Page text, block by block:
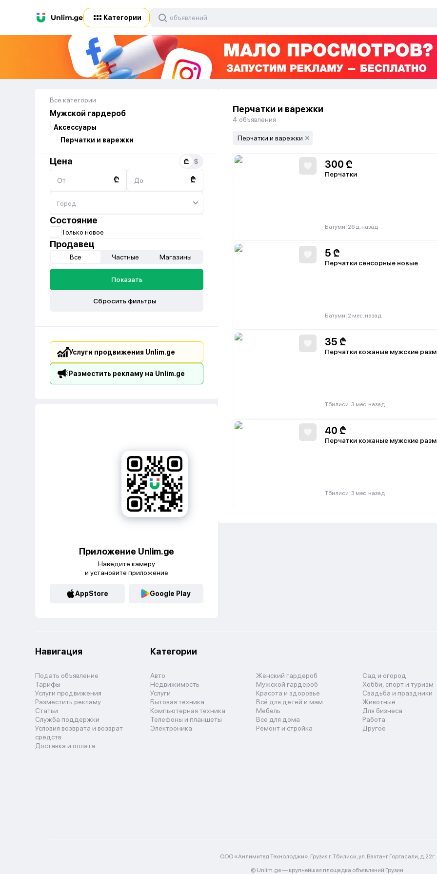
Категории
Все категории
Мужской гардероб
Аксессуары
Перчатки и варежки
Цена
От ₾ До ₾
Состояние
Только новое
Продавец
Все Частные Магазины
Показать
Сбросить фильтры
Услуги продвижения Unlim.ge
Разместить рекламу на Unlim.ge
Приложение Unlim.ge
Наведите камеру
и установите приложение
AppStore Google Play
Перчатки и варежки
4 объявления
Перчатки и варежки
300 ₾
Перчатки
Батуми 26 д. назад
5 ₾
Перчатки сенсорные новые
Батуми 2 мес. назад
35 ₾
Перчатки кожаные мужские
Тбилиси 3 мес. назад
40 ₾
Перчатки кожаные мужские
Тбилиси 3 мес. назад
Навигация
Подать объявление
Тарифы
Услуги продвижения
Разместить рекламу
Статьи
Служба поддержки
Условия возврата и возврат
средств
Доставка и оплата
Категории
Авто
Недвижимость
Услуги
Бытовая техника
Компьютерная техника
Телефоны и планшеты
Электроника
Женский гардероб
Мужской гардероб
Красота и здоровье
Всё для детей и мам
Мебель
Все для дома
Ремонт и стройка
Сад и огород
Хобби, спорт и туризм
Свадьба и праздники
Животные
Для бизнеса
Работа
Другое
ООО «Анлимитед Технолоджи», Грузия г. Тбилиси, ул. Вахтанг Горгасали, д.22г.
© Unlim.ge — крупнейшая площадка объявлений Грузии.